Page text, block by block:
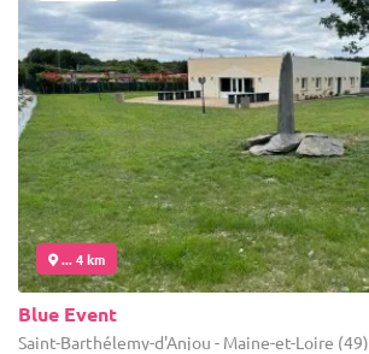
... 4 km
Blue Event
Saint-Barthélemy-d'Anjou - Maine-et-Loire (49)